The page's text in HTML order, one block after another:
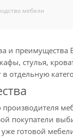
мебели
и
стулья,
отдельную
производителя
покупатели
готовой